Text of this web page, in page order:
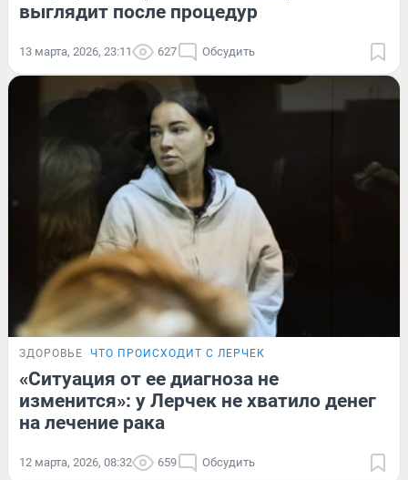
выглядит после процедур
13 марта, 2026, 23:11 627 Обсудить
ЗДОРОВЬЕ ЧТО ПРОИСХОДИТ С ЛЕРЧЕК
«Ситуация от ее диагноза не
изменится»: у Лерчек не хватило денег
на лечение рака
12 марта, 2026, 08:32 659 Обсудить